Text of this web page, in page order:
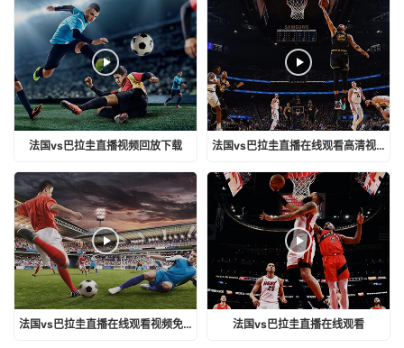
法国vs巴拉圭直播视频回放下载 法国vs巴拉圭直播在线观看高清视频
法国vs巴拉圭直播在线观看视频免费 法国vs巴拉圭直播在线观看